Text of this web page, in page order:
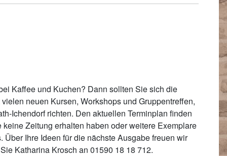
Kaffee und Kuchen? Dann sollten Sie sich die
neuen Kursen, Workshops und Gruppentreffen,
Ichendorf richten. Den aktuellen Terminplan finden
Zeitung erhalten haben oder weitere Exemplare
Ihre Ideen für die nächste Ausgabe freuen wir
Katharina Krosch an 01590 18 18 712.